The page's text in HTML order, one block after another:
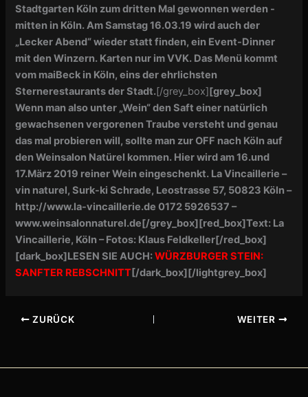
Stadtgarten Köln zum dritten Mal gewonnen werden -
mitten in Köln. Am Samstag 16.03.19 wird auch der
„Lecker Abend“ wieder statt finden, ein Event-Dinner
mit den Winzern. Karten nur im VVK. Das Menü kommt
vom maiBeck in Köln, eins der ehrlichsten
Sternerestaurants der Stadt.[/grey_box][grey_box]
Wenn man also unter „Wein“ den Saft einer natürlich
gewachsenen vergorenen Traube versteht und genau
das mal probieren will, sollte man zur OFF nach Köln auf
den Weinsalon Natürel kommen. Hier wird am 16.und
17.März 2019 reiner Wein eingeschenkt. La Vincaillerie –
vin naturel, Surk-ki Schrade, Leostrasse 57, 50823 Köln –
http://www.la-vincaillerie.de0172 5926537 –
www.weinsalonnaturel.de[/grey_box][red_box]Text: La
Vincaillerie, Köln – Fotos: Klaus Feldkeller[/red_box]
[dark_box]LESEN SIE AUCH:WÜRZBURGER STEIN:
SANFTER REBSCHNITT[/dark_box][/lightgrey_box]
ZURÜCK WEITER